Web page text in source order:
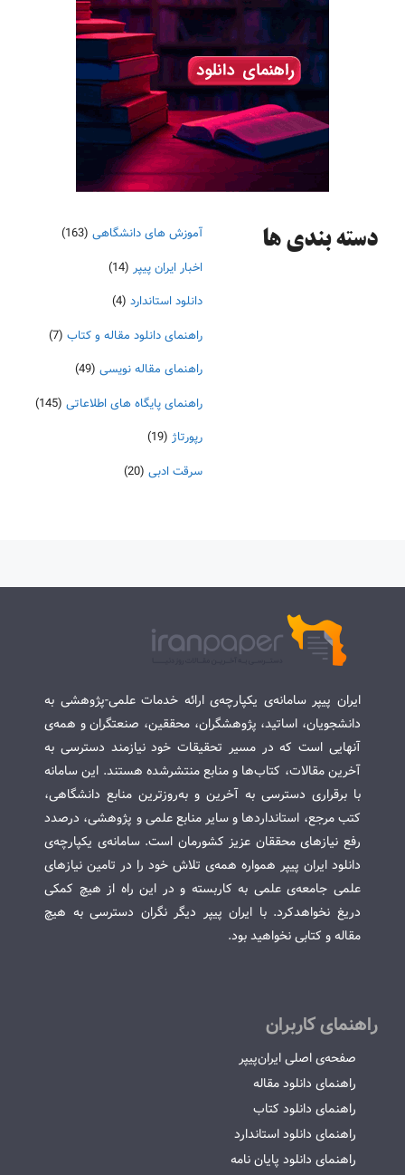
دسته‌ بندی ها آموزش های دانشگاهی (163)
اخبار ایران پیپر (14)
دانلود استاندارد (4)
راهنمای دانلود مقاله و کتاب (7)
راهنمای مقاله نویسی (49)
راهنمای پایگاه های اطلاعاتی (145)
رپورتاژ (19)
سرقت ادبی (20)
ایران پیپر سامانه‌ی یکپارچه‌ی ارائه خدمات علمی-پژوهشی به
دانشجویان، اساتید، پژوهشگران، محققین، صنعتگران و همه‌ی
آنهایی است که در مسیر تحقیقات خود نیازمند دسترسی به
آخرین مقالات، کتاب‌ها و منابع منتشرشده هستند. این سامانه
با برقراری دسترسی به آخرین و به‌روزترین منابع دانشگاهی،
کتب مرجع، استانداردها و سایر منابع علمی و پژوهشی، درصدد
رفع نیازهای محققان عزیز کشورمان است. سامانه‌ی یکپارچه‌ی
دانلود ایران پیپر همواره همه‌ی تلاش خود را در تامین نیازهای
علمی جامعه‌ی علمی به کاربسته و در این راه از هیچ کمکی
دریغ نخواهدکرد. با ایران پیپر دیگر نگران دسترسی به هیچ
مقاله و کتابی نخواهید بود.
راهنمای کاربران
صفحه‌ی اصلی ایران‌پیپر
راهنمای دانلود مقاله
راهنمای دانلود کتاب
راهنمای دانلود استاندارد
راهنمای دانلود پایان نامه